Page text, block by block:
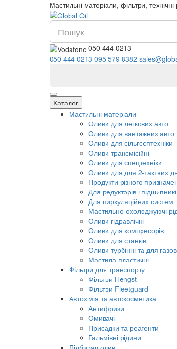
Мастильні матеріали, фільтри, технічні
050 444 0213
050 444 0213
095 579
Каталог
Мастильні матеріали
Оливи для легкових авто
Оливи для вантажних авто
Оливи для сільгосптехніки
Оливи трансмісійні
Оливи для спецтехніки
Оливи для для 2-тактних
Продукти різного
Для редукторів і підшипників
Для циркуляційних систем
Мастильно-охолоджуючі
Оливи гідравлічні
Оливи для компресорів
Оливи для станків
Оливи турбінні та для
Мастила пластичні
Фільтри для транспорту
Фільтри Hengst
Фільтри Fleetguard
Автохімія та автокосметика
Антифризи
Омивачі
Присадки та реагенти